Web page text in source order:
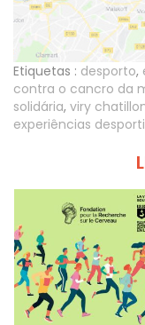
Etiquetas : desporto,
contra o cancro da
solidária, viry
experiências